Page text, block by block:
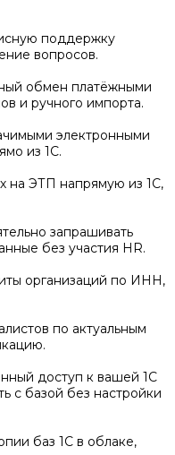
поддержку
вопросов.
обмен платёжными
и ручного импорта.
электронными
из 1С.
на ЭТП напрямую из 1С,
запрашивать
без участия HR.
организаций по ИНН,
по актуальным
доступ к вашей 1С
с базой без настройки
баз 1С в облаке,